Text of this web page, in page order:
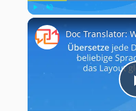
Play Unmute